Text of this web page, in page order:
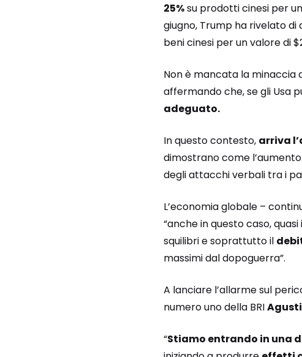
25%su prodotti cinesi per
giugno, Trump ha rivelato di
beni cinesi per un valore di
Non è mancata la minaccia
affermando che, se gli Usa
adeguato.
In questo contesto, arriva
dimostrano come
degli attacchi verbali tra i
L’economia globale –
“anche in questo caso,
squilibri e soprattutto il
massimi dal dopoguerra”.
A lanciare l’allarme sul
numero uno della BRI
“Stiamo entrando in una